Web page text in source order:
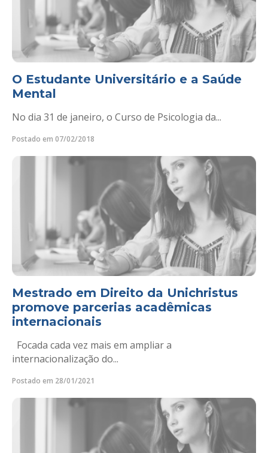
O Estudante Universitário e a Saúde
Mental
No dia 31 de janeiro, o Curso de Psicologia da...
Postado em 07/02/2018
Mestrado em Direito da Unichristus
promove parcerias acadêmicas
internacionais
Focada cada vez mais em ampliar a
internacionalização do...
Postado em 28/01/2021